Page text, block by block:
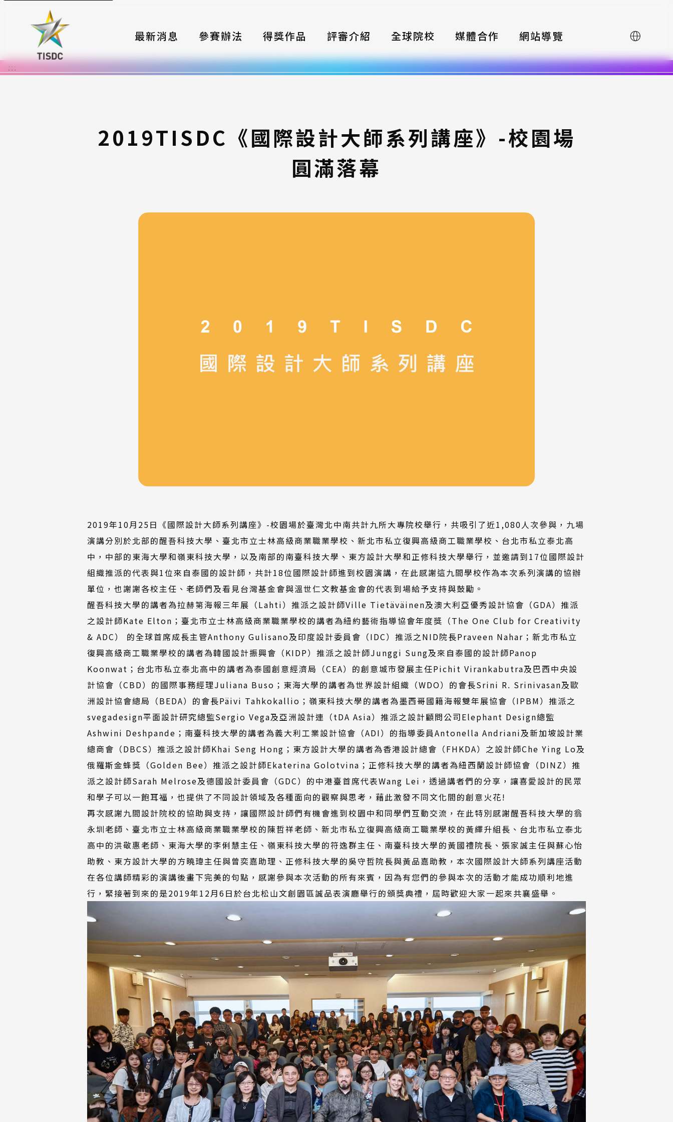
最新消息 參賽辦法
大賽組織
報名格式
常見問題
得獎作品 評審介紹 全球院校 媒體合作 網站導覽 English
:::
2019TISDC《國際設計大師系列講座》-校園場
圓滿落幕
2019年10月25日《國際設計大師系列講座》-校園場於臺灣北中南共計九所大專院校舉行，共吸引了近1,080人次參與，九場
演講分別於北部的醒吾科技大學、臺北市立士林高級商業職業學校、新北市私立復興高級商工職業學校、台北市私立泰北高
中，中部的東海大學和嶺東科技大學，以及南部的南臺科技大學、東方設計大學和正修科技大學舉行，並邀請到17位國際設計
組織推派的代表與1位來自泰國的設計師，共計18位國際設計師進到校園演講，在此感謝這九間學校作為本次系列演講的協辦
單位，也謝謝各校主任、老師們及看見台灣基金會與溫世仁文教基金會的代表到場給予支持與鼓勵。
醒吾科技大學的講者為拉赫第海報三年展（Lahti）推派之設計師Ville Tietäväinen及澳大利亞優秀設計協會（GDA）推派
之設計師Kate Elton；臺北市立士林高級商業職業學校的講者為紐約藝術指導協會年度獎（The One Club for Creativity
& ADC） 的全球首席成長主管Anthony Gulisano及印度設計委員會（IDC）推派之NID院長Praveen Nahar；新北市私立
復興高級商工職業學校的講者為韓國設計振興會（KIDP）推派之設計師Junggi Sung及來自泰國的設計師Panop
Koonwat；台北市私立泰北高中的講者為泰國創意經濟局（CEA）的創意城市發展主任Pichit Virankabutra及巴西中央設
計協會（CBD）的國際事務經理Juliana Buso；東海大學的講者為世界設計組織（WDO）的會長Srini R. Srinivasan及歐
洲設計協會總局（BEDA）的會長Päivi Tahkokallio；嶺東科技大學的講者為墨西哥國籍海報雙年展協會（IPBM）推派之
svegadesign平面設計研究總監Sergio Vega及亞洲設計連（tDA Asia）推派之設計顧問公司Elephant Design總監
Ashwini Deshpande；南臺科技大學的講者為義大利工業設計協會（ADI）的指導委員Antonella Andriani及新加坡設計業
總商會（DBCS）推派之設計師Khai Seng Hong；東方設計大學的講者為香港設計總會（FHKDA）之設計師Che Ying Lo及
俄羅斯金蜂獎（Golden Bee）推派之設計師Ekaterina Golotvina；正修科技大學的講者為紐西蘭設計師協會（DINZ）推
派之設計師Sarah Melrose及德國設計委員會（GDC）的中港臺首席代表Wang Lei，透過講者們的分享，讓喜愛設計的民眾
和學子可以一飽耳福，也提供了不同設計領域及各種面向的觀察與思考，藉此激發不同文化間的創意火花!
再次感謝九間設計院校的協助與支持，讓國際設計師們有機會進到校園中和同學們互動交流，在此特別感謝醒吾科技大學的翁
永圳老師、臺北市立士林高級商業職業學校的陳哲祥老師、新北市私立復興高級商工職業學校的黃繹升組長、台北市私立泰北
高中的洪敬惠老師、東海大學的李俐慧主任、嶺東科技大學的符逸群主任、南臺科技大學的黃國禮院長、張家誠主任與蘇心怡
助教、東方設計大學的方曉瑋主任與曾奕嘉助理、正修科技大學的吳守哲院長與黃品嘉助教，本次國際設計大師系列講座活動
在各位講師精彩的演講後畫下完美的句點，感謝參與本次活動的所有來賓，因為有您們的參與本次的活動才能成功順利地進
行，緊接著到來的是2019年12月6日於台北松山文創園區誠品表演廳舉行的頒獎典禮，屆時歡迎大家一起來共襄盛舉。